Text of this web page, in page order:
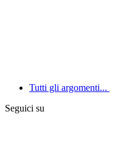
Tutti gli argomenti...
Seguici su